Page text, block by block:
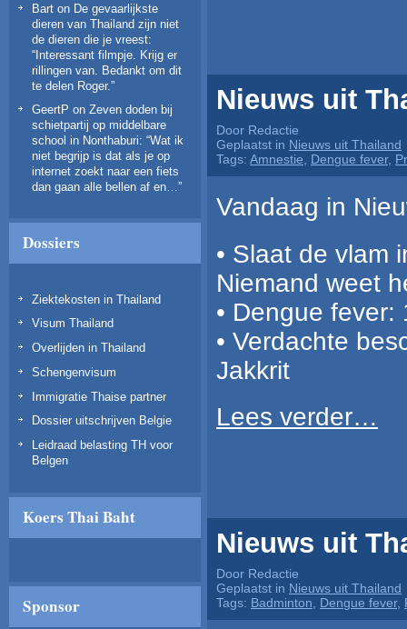
Bart on De gevaarlijkste
dieren van Thailand zijn niet
de dieren die je vreest:
“Interessant filmpje. Krijg er
rillingen van. Bedankt om dit
te delen Roger. ”
GeertP on Zeven doden bij
schietpartij op middelbare
school in Nonthaburi: “Wat ik
niet begrijp is dat als je op
internet zoekt naar een fiets
dan gaan alle bellen af en… ”
Dossiers
Ziektekosten in Thailand
Visum Thailand
Overlijden in Thailand
Schengenvisum
Immigratie Thaise partner
Dossier uitschrijven Belgie
Leidraad belasting TH voor
Belgen
Koers Thai Baht
Sponsor
Nieuws uit
Door Redactie
Geplaatst in Nieuws uit Thailand
Tags: Amnestie, Dengue fever,
Vandaag in
• Slaat de vlam
Niemand weet
• Dengue
• Verdachte
Jakkrit
Lees verder…
Nieuws uit
Door Redactie
Geplaatst in Nieuws uit Thailand
Tags: Badminton Dengue fever,